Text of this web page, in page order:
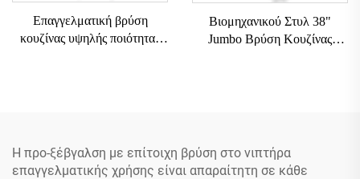
Επαγγελματική βρύση
κουζίνας υψηλής ποιότητας
Βιομηχανικού Στυλ 38"
Jumbo Βρύση Κουζίνας
Η προ-ξέβγαλση με επίτοιχη βρύση στο νιπτήρα
επαγγελματικής χρήσης είναι απαραίτητη σε κάθε